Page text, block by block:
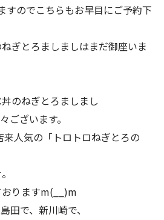
すのでこちらもお早目にご予約下
ぎとろましましはまだ御座いま
のねぎとろましまし
ございます。
人気の「トロトロねぎとろの
りますm(__)m
田で、新川崎で、